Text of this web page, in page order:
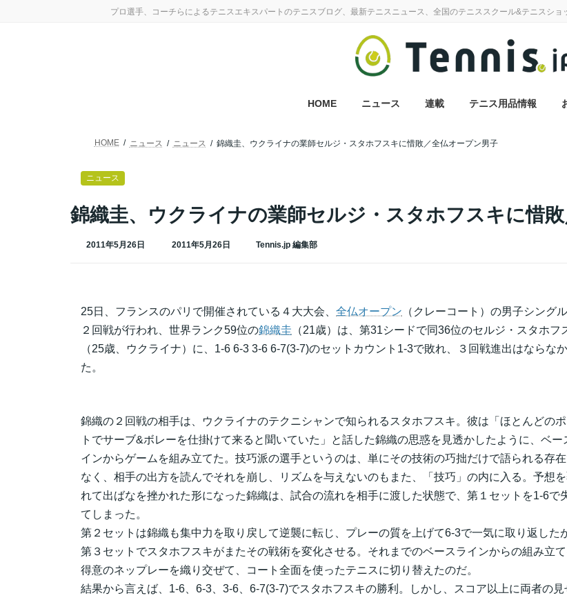
プロ選手、コーチらによるテニスエキスパートのテニスブログ、最新テニスニュース、全国のテニススクール&テニスシ
HOME ニュース 連載 テニス用品情報
ニュース
錦織圭、ウクライナの業師セルジ・スタホフスキに惜
2011年5月26日
最
2011年5月26日 Tennis.jp 編集部
HOME ニュース ニュース 錦織圭、ウクライナの業師セルジ・スタホフスキに惜敗／全仏オープン男子
25日、フランスのパリで開催されている４大大会、 全仏オープン （クレーコート）の男子シング
２回戦が行われ、世界ランク59位の錦織圭 （21歳）は、第31シードで同36位のセルジ・スタホフ
（25歳、ウクライナ）に、1-6 6-3 3-6 6-7(3-7)のセットカウント1-3で敗れ、３回戦進出はならな
た。
錦織の２回戦の相手は、ウクライナのテクニシャンで知られるスタホフスキ。彼は「ほとんどの
トでサーブ&ボレーを仕掛けて来ると聞いていた」と話した錦織の思惑を見透かしたように、ベー
インからゲームを組み立てた。技巧派の選手というのは、単にその技術の巧拙だけで語られる存
なく、相手の出方を読んでそれを崩し、リズムを与えないのもまた、「技巧」の内に入る。予想を
れて出ばなを挫かれた形になった錦織は、試合の流れを相手に渡した状態で、第１セットを1-6で
てしまった。
第２セットは錦織も集中力を取り戻して逆襲に転じ、プレーの質を上げて6-3で一気に取り返した
第３セットでスタホフスキがまたその戦術を変化させる。それまでのベースラインからの組み立て
得意のネップレーを織り交ぜて、コート全面を使ったテニスに切り替えたのだ。
結果から言えば、1-6、6-3、3-6、6-7(3-7)でスタホフスキの勝利。しかし、スコア以上に両者の見